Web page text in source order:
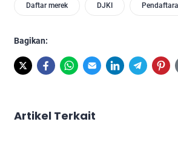
Daftar merek DJKI
Bagikan:
Artikel Terkait